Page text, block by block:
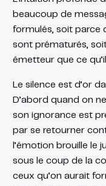
beaucoup de
formulés, soit parce
sont prématurés,
émetteur que ce
Le silence est d’or
D’abord quand on
son ignorance est
par se retourner
l’émotion brouille le
sous le coup de la
ceux qu’on aurait